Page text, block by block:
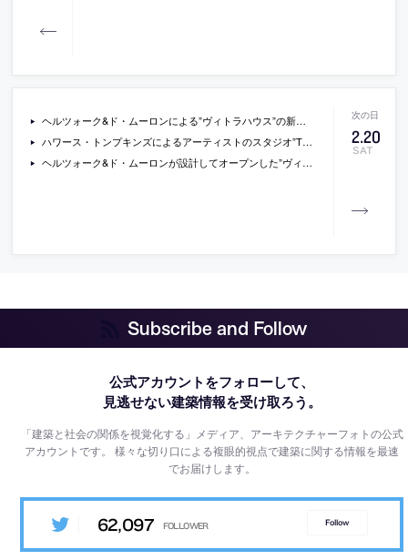
2.20
SAT
ヘルツォーク&ド・ムーロンによる”ヴィトラハウス”の新しい写真
ハワース・トンプキンズによるアーティストのスタジオ”The Dovecote Studio”
ヘルツォーク&ド・ムーロンが設計してオープンした”ヴィトラハウス”の写真
Subscribe and Follow
公式アカウントをフォローして、
見逃せない建築情報を受け取ろう。
「建築と社会の関係を視覚化する」メディア、アーキテクチャーフォトの公式
アカウントです。様々な切り口による複眼的視点で建築に関する情報を最速
でお届けします。
62,097 Follow